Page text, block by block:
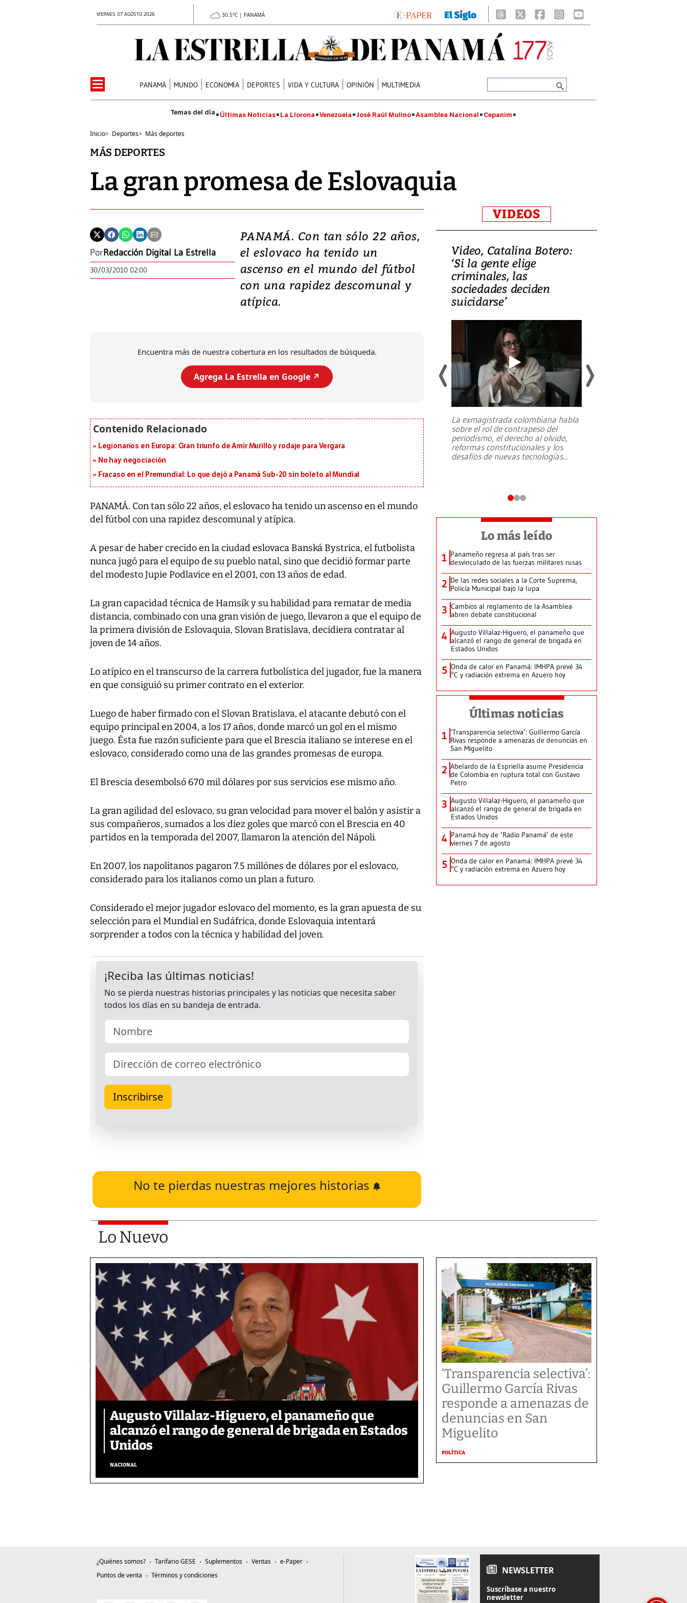
VIERNES 07 AGOSTO 2026 30.5°C | PANAMÁ
PANAMÁ MUNDO ECONOMÍA DEPORTES VIDA Y CULTURA OPINIÓN MULTIMEDIA
Últimas Noticias La Llorona Venezuela José Raúl Mulino Asamblea Nacional Cepanim
Inicio> Deportes> Más deportes
MÁS DEPORTES
La gran promesa de Eslovaquia
PorRedacción Digital La Estrella
30/03/2010 02:00
PANAMÁ. Con tan sólo 22 años,
el eslovaco ha tenido un
ascenso en el mundo del fútbol
con una rapidez descomunal y
atípica.
Encuentra más de nuestra cobertura en los resultados de búsqueda.
Agrega La Estrella en Google ↗️
Legionarios en Europa: Gran triunfo de Amir Murillo y rodaje para Vergara
No hay negociación
Fracaso en el Premundial: Lo que dejó a Panamá Sub-20 sin boleto al Mundial
PANAMÁ. Con tan sólo 22 años, el eslovaco ha tenido un ascenso en el mundo
del fútbol con una rapidez descomunal y atípica.
A pesar de haber crecido en la ciudad eslovaca Banská Bystrica, el futbolista
nunca jugó para el equipo de su pueblo natal, sino que decidió formar parte
del modesto Jupie Podlavice en el 2001, con 13 años de edad.
La gran capacidad técnica de Hamsik y su habilidad para rematar de media
distancia, combinado con una gran visión de juego, llevaron a que el equipo de
la primera división de Eslovaquia, Slovan Bratislava, decidiera contratar al
joven de 14 años.
Lo atípico en el transcurso de la carrera futbolística del jugador, fue la manera
en que consiguió su primer contrato en el exterior.
Luego de haber firmado con el Slovan Bratislava, el atacante debutó con el
equipo principal en 2004, a los 17 años, donde marcó un gol en el mismo
juego. Ésta fue razón suficiente para que el Brescia italiano se interese en el
eslovaco, considerado como una de las grandes promesas de europa.
El Brescia desembolsó 670 mil dólares por sus servicios ese mismo año.
La gran agilidad del eslovaco, su gran velocidad para mover el balón y asistir a
sus compañeros, sumados a los diez goles que marcó con el Brescia en 40
partidos en la temporada del 2007, llamaron la atención del Nápoli.
En 2007, los napolitanos pagaron 7.5 millónes de dólares por el eslovaco,
considerado para los italianos como un plan a futuro.
Considerado el mejor jugador eslovaco del momento, es la gran apuesta de su
selección para el Mundial en Sudáfrica, donde Eslovaquia intentará
sorprender a todos con la técnica y habilidad del joven.
No te pierdas nuestras mejores historias
VIDEOS
Video, Japón: Terremoto
deja heridos y graves
daños en Kumamoto
al sur de Japón, provocando una
Video, Catalina Botero:
‘Si la gente elige
criminales, las
sociedades deciden
suicidarse’
La exmagistrada colombiana habla
sobre el rol de contrapeso del
periodismo, el derecho al olvido,
reformas constitucionales y los
desafíos de nuevas tecnologías...
Lo más leído
1 Panameño regresa al país tras ser
desvinculado de las fuerzas militares rusas
2 De las redes sociales a la Corte Suprema,
Policía Municipal bajo la lupa
3 Cambios al reglamento de la Asamblea
abren debate constitucional
4 Augusto Villalaz-Higuero, el panameño que
alcanzó el rango de general de brigada en
Estados Unidos
5 Onda de calor en Panamá: IMHPA prevé 34
°C y radiación extrema en Azuero hoy
Últimas noticias
1 ‘Transparencia selectiva’: Guillermo García
Rivas responde a amenazas de denuncias en
San Miguelito
2 Abelardo de la Espriella asume Presidencia
de Colombia en ruptura total con Gustavo
Petro
3 Augusto Villalaz-Higuero, el panameño que
alcanzó el rango de general de brigada en
Estados Unidos
4 Panamá hoy de ‘Radio Panamá’ de este
viernes 7 de agosto
5 Onda de calor en Panamá: IMHPA prevé 34
°C y radiación extrema en Azuero hoy
Lo Nuevo
Augusto Villalaz-Higuero, el panameño que
alcanzó el rango de general de brigada en Estados
Unidos
NACIONAL
‘Transparencia selectiva’:
Guillermo García Rivas
responde a amenazas de
denuncias en San
Miguelito
POLÍTICA
¿Quiénes somos? Tarifario GESE Suplementos Ventas
e-Paper
Puntos de venta
Términos y condiciones NEWSLETTER
Suscríbase a nuestro
newsletter